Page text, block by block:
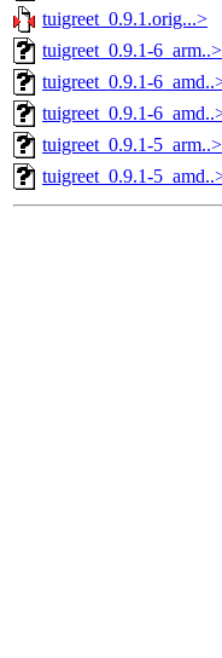
tuigreet_0.9.1.orig...>
tuigreet_0.9.1-6_arm..>
tuigreet_0.9.1-
tuigreet_0.9.1-
tuigreet_0.9.1-5_arm..>
tuigreet_0.9.1-